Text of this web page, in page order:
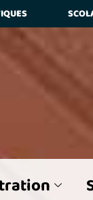
Majuscules et
les mots de la